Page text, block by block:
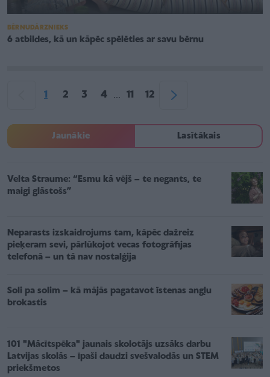
BĒRNUDĀRZNIEKS
6 atbildes, kā un kāpēc spēlēties ar savu bērnu
1 2 3 4 ... 11 12
Jaunākie Lasītākais
Velta Straume: “Esmu kā vējš – te negants, te
maigi glāstošs”
Neparasts izskaidrojums tam, kāpēc dažreiz
pieķeram sevi, pārlūkojot vecas fotogrāfijas
telefonā – un tā nav nostalģija
Soli pa solim – kā mājās pagatavot īstenas angļu
brokastis
101 "Mācītspēka" jaunais skolotājs uzsāks darbu
Latvijas skolās – īpaši daudzi svešvalodās un STEM
priekšmetos